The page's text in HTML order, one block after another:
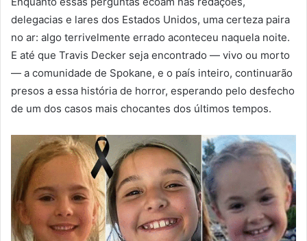
delegacias e lares dos Estados Unidos, uma certeza paira
no ar: algo terrivelmente errado aconteceu naquela noite.
E até que Travis Decker seja encontrado — vivo ou morto
— a comunidade de Spokane, e o país inteiro, continuarão
presos a essa história de horror, esperando pelo desfecho
de um dos casos mais chocantes dos últimos tempos.